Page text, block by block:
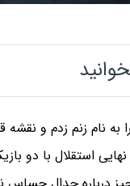
به نام زنم زدم و نقشه
استقلال با دو